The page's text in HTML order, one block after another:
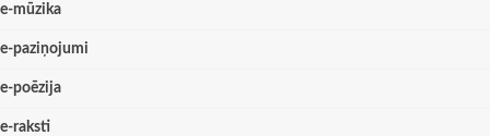
e-mūzika
e-paziņojumi
e-poēzija
e-raksti